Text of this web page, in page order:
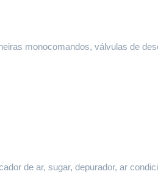
monocomandos, válvulas de
de ar, sugar, depurador, ar